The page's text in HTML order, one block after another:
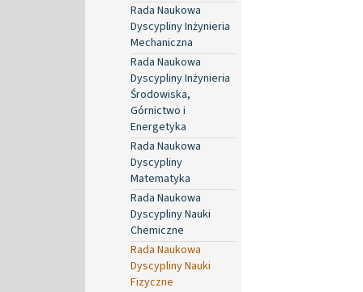
Rada Naukowa
Dyscypliny Inżynieria
Mechaniczna
Rada Naukowa
Dyscypliny Inżynieria
Środowiska,
Górnictwo i
Energetyka
Rada Naukowa
Dyscypliny
Matematyka
Rada Naukowa
Dyscypliny Nauki
Chemiczne
Rada Naukowa
Dyscypliny Nauki
Fizyczne